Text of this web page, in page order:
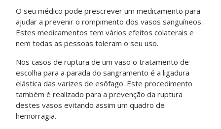
O seu médico pode prescrever um medicamento para
ajudar a prevenir o rompimento dos vasos sanguíneos.
Estes medicamentos tem vários efeitos colaterais e
nem todas as pessoas toleram o seu uso.
Nos casos de ruptura de um vaso o tratamento de
escolha para a parada do sangramento é a ligadura
elástica das varizes de esôfago. Este procedimento
também é realizado para a prevenção da ruptura
destes vasos evitando assim um quadro de
hemorragia.